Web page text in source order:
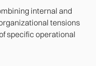
internal and
tensions
specific operational